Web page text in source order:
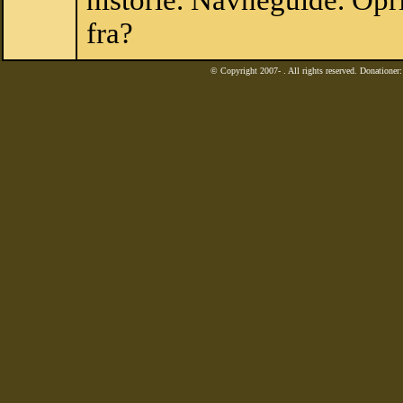
fra?
© Copyright 2007- . All rights reserved.